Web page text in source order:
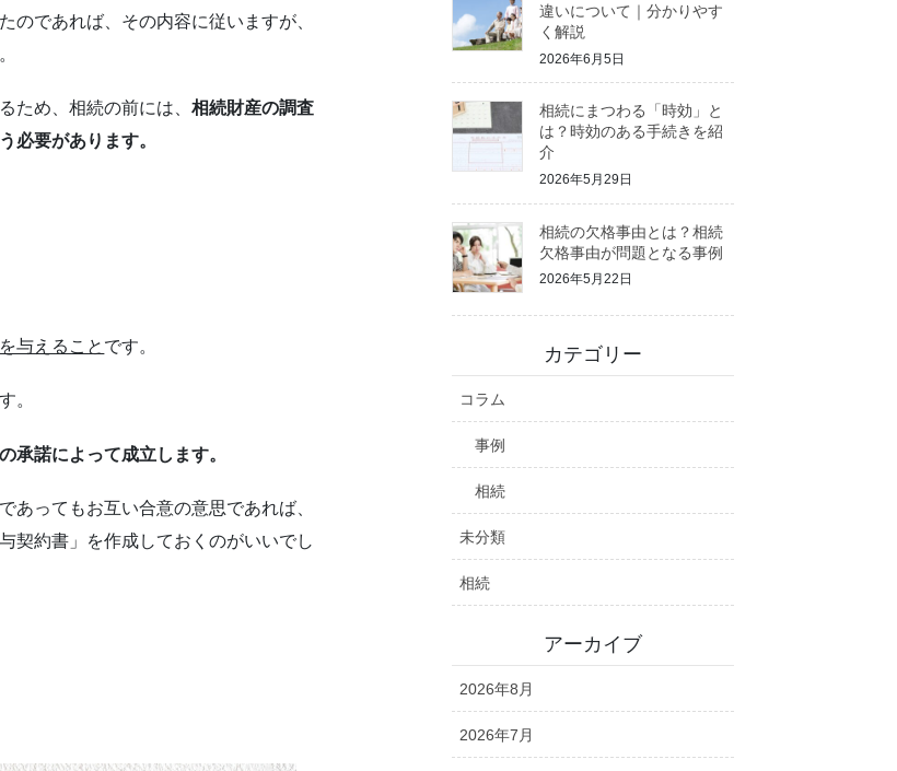
のであれば、その内容に従いますが、
ため、相続の前には、相続財産の調査
必要があります。
与えること です。
。
承諾によって成立します。
あってもお互い合意の意思であれば、
契約書」を作成しておくのがいいでし
違いについて｜分かりやす
く解説
2026年6月5日
相続にまつわる「時効」と
は？時効のある手続きを紹
介
2026年5月29日
相続の欠格事由とは？相続
欠格事由が問題となる事例
2026年5月22日
カテゴリー
コラム
事例
相続
未分類
相続
アーカイブ
2026年8月
2026年7月